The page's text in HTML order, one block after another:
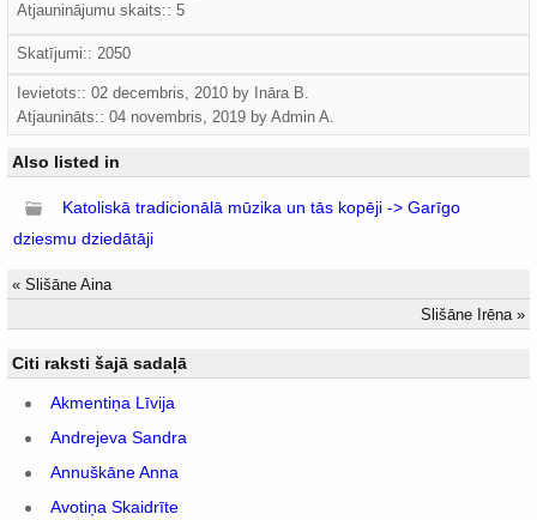
Atjauninājumu skaits:: 5
Skatījumi:: 2050
Ievietots:: 02 decembris, 2010 by Ināra B.
Atjaunināts:: 04 novembris, 2019 by Admin A.
Also listed in
Katoliskā tradicionālā mūzika un tās kopēji -> Garīgo
dziesmu dziedātāji
« Slišāne Aina
Slišāne Irēna »
Citi raksti šajā sadaļā
Akmentiņa Līvija
Andrejeva Sandra
Annuškāne Anna
Avotiņa Skaidrīte